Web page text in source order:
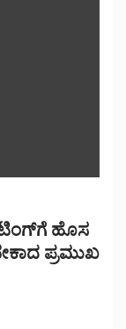
ಹೊಸ
ಪ್ರಮುಖ